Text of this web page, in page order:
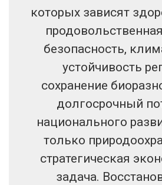
которых зависят
безопасность,
устойчивость
сохранение
долгосрочный
национального
только
стратегическая
задача.